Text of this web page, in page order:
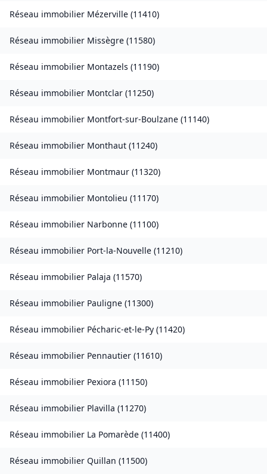
Réseau immobilier Mézerville (11410)
Réseau immobilier Missègre (11580)
Réseau immobilier Montazels (11190)
Réseau immobilier Montclar (11250)
Réseau immobilier Montfort-sur-Boulzane (11140)
Réseau immobilier Monthaut (11240)
Réseau immobilier Montmaur (11320)
Réseau immobilier Montolieu (11170)
Réseau immobilier Narbonne (11100)
Réseau immobilier Port-la-Nouvelle (11210)
Réseau immobilier Palaja (11570)
Réseau immobilier Pauligne (11300)
Réseau immobilier Pécharic-et-le-Py (11420)
Réseau immobilier Pennautier (11610)
Réseau immobilier Pexiora (11150)
Réseau immobilier Plavilla (11270)
Réseau immobilier La Pomarède (11400)
Réseau immobilier Quillan (11500)